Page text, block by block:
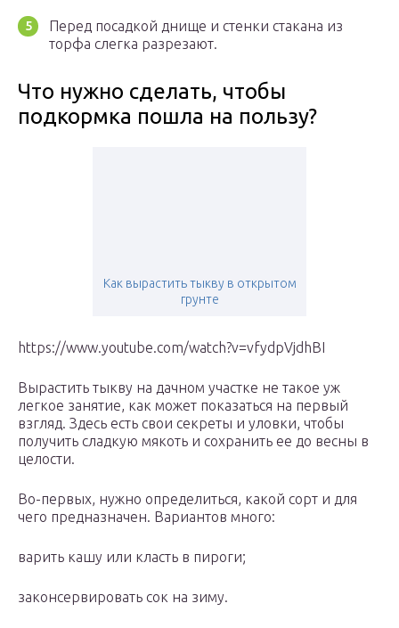
Перед посадкой днище и стенки стакана из
торфа слегка разрезают.
Что нужно сделать, чтобы
подкормка пошла на пользу?
Как вырастить тыкву в открытом
грунте
https://www.youtube.com/watch?v=vfydpVjdhBI
Вырастить тыкву на дачном участке не такое уж
легкое занятие, как может показаться на первый
взгляд. Здесь есть свои секреты и уловки, чтобы
получить сладкую мякоть и сохранить ее до весны в
целости.
Во-первых, нужно определиться, какой сорт и для
чего предназначен. Вариантов много:
варить кашу или класть в пироги;
законсервировать сок на зиму.